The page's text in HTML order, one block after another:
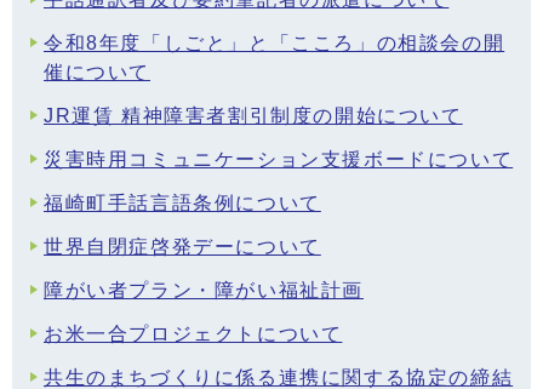
令和8年度「しごと」と「こころ」の相談会の開
催について
JR運賃 精神障害者割引制度の開始について
災害時用コミュニケーション支援ボードについて
福崎町手話言語条例について
世界自閉症啓発デーについて
障がい者プラン・障がい福祉計画
お米一合プロジェクトについて
共生のまちづくりに係る連携に関する協定の締結